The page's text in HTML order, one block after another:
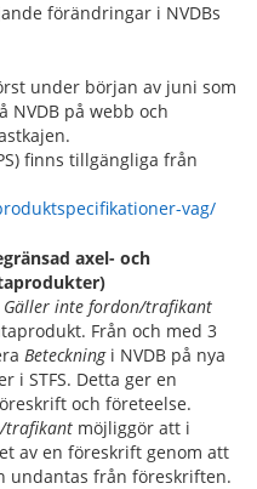
förändringar i NVDBs
under början av juni som
på webb och
finns tillgängliga från
vag/
axel- och
Gäller inte fordon/trafikant
Från och med 3
Beteckningi NVDB på nya
i STFS. Detta ger en
och företeelse.
trafikant möjliggör att i
av en föreskrift genom att
undantas från föreskriften.